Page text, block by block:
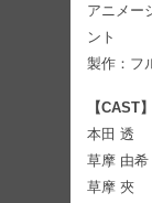
アニメー
ント
製作：フ
【CAST】
本田 透
草摩 由
草摩 夾